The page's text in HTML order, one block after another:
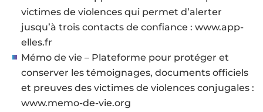
victimes de violences qui permet d’alerter
jusqu’à trois contacts de confiance : www.app-
elles.fr
Mémo de vie – Plateforme pour protéger et
conserver les témoignages, documents officiels
et preuves des victimes de violences conjugales :
www.memo-de-vie.org